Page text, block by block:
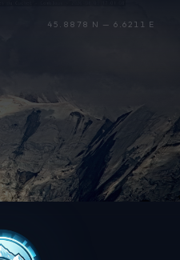
45.8878 N — 6.6211 E